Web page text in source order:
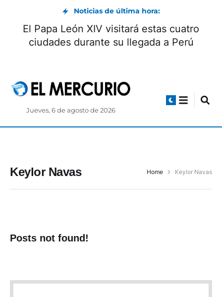
Noticias de última hora:
El Papa León XIV visitará estas cuatro
ciudades durante su llegada a Perú
Jueves, 6 de agosto de 2026
Keylor Navas Home Keylor Navas
Posts not found!